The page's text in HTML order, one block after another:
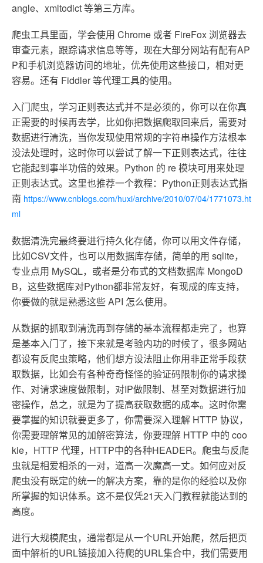
angle、xmltodict 等第三方库。
爬虫工具里面，学会使用 Chrome 或者 FireFox 浏览器去
审查元素，跟踪请求信息等等，现在大部分网站有配有AP
P和手机浏览器访问的地址，优先使用这些接口，相对更
容易。还有 Fiddler 等代理工具的使用。
入门爬虫，学习正则表达式并不是必须的，你可以在你真
正需要的时候再去学，比如你把数据爬取回来后，需要对
数据进行清洗，当你发现使用常规的字符串操作方法根本
没法处理时，这时你可以尝试了解一下正则表达式，往往
它能起到事半功倍的效果。Python 的 re 模块可用来处理
正则表达式。这里也推荐一个教程：Python正则表达式指
南 https://www.cnblogs.com/huxi/archive/2010/07/04/1771073.ht
ml
数据清洗完最终要进行持久化存储，你可以用文件存储，
比如CSV文件，也可以用数据库存储，简单的用 sqlite，
专业点用 MySQL，或者是分布式的文档数据库 MongoD
B，这些数据库对Python都非常友好，有现成的库支持，
你要做的就是熟悉这些 API 怎么使用。
从数据的抓取到清洗再到存储的基本流程都走完了，也算
是基本入门了，接下来就是考验内功的时候了，很多网站
都设有反爬虫策略，他们想方设法阻止你用非正常手段获
取数据，比如会有各种奇奇怪怪的验证码限制你的请求操
作、对请求速度做限制，对IP做限制、甚至对数据进行加
密操作，总之，就是为了提高获取数据的成本。这时你需
要掌握的知识就要更多了，你需要深入理解 HTTP 协议，
你需要理解常见的加解密算法，你要理解 HTTP 中的 coo
kie，HTTP 代理，HTTP中的各种HEADER。爬虫与反爬
虫就是相爱相杀的一对，道高一次魔高一丈。如何应对反
爬虫没有既定的统一的解决方案，靠的是你的经验以及你
所掌握的知识体系。这不是仅凭21天入门教程就能达到的
高度。
进行大规模爬虫，通常都是从一个URL开始爬，然后把页
面中解析的URL链接加入待爬的URL集合中，我们需要用